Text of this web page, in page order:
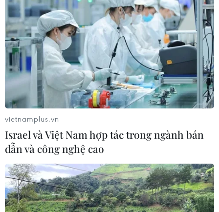
Theo dõi VietnamPlus
Bản Tin Dự báo Thời tiết
Thời tiết ngày 6/8: Bão số 3 đã di chuyển ra
ngoài Biển Đông
Bão số 3 tiếp tục đổi hướng, di chuyển nhanh
hơn
Áp thấp nhiệt đới mạnh lên thành bão số 3,
vùng ven biển không bị ảnh hưởng
Thời tiết ngày 5/8: Bắc Bộ tiếp tục mưa lớn,
nguy cơ lũ quét và sạt lở đất gia tăng
Áp thấp nhiệt đới không ảnh hưởng đến vùng
vietnamplus.vn
Israel và Việt Nam hợp tác trong ngành bán
dẫn và công nghệ cao